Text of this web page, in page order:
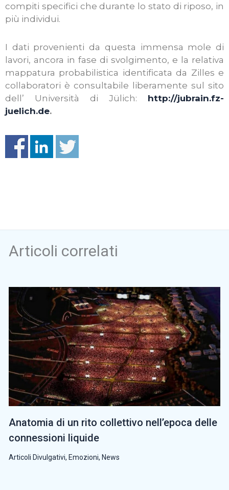
compiti specifici che durante lo stato di riposo, in
più individui.
I dati provenienti da questa immensa mole di
lavori, ancora in fase di svolgimento, e la relativa
mappatura probabilistica identificata da Zilles e
collaboratori è consultabile liberamente sul sito
dell’ Università di Jülich: http://jubrain.fz-
juelich.de.
Articoli correlati
Anatomia di un rito collettivo nell’epoca delle
connessioni liquide
Articoli Divulgativi, Emozioni, News